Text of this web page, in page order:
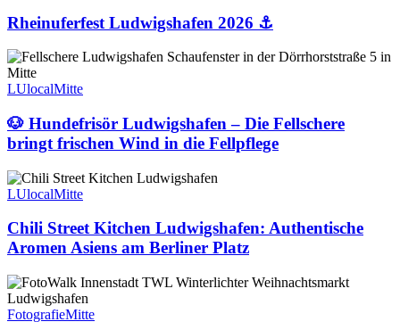
Rheinuferfest Ludwigshafen 2026 ⚓️
🐶
Hundefrisör
Ludwigshafen
Die
Fellschere
bringt
frischen
Wind
in
Fellpflege
LUlocalMitte
🐶 Hundefrisör Ludwigshafen – Die Fellschere
bringt frischen Wind in die Fellpflege
Chili
Street
Ludwigshafen:
Authentische
Aromen
Asiens
am
Berliner
Platz
LUlocalMitte
Chili Street Kitchen Ludwigshafen: Authentische
Aromen Asiens am Berliner Platz
FotoWalk
#6
–
FotografieMitte